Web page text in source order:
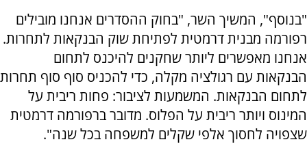
"בנוסף", המשיך השר, "בחוק ההסדרים אנחנו מובילים
רפורמה מבנית דרמטית לפתיחת שוק הבנקאות לתחרות.
אנחנו מאפשרים ליותר שחקנים להיכנס לתחום
הבנקאות עם רגולציה מקלה, כדי להכניס סוף סוף תחרות
לתחום הבנקאות. המשמעות לציבור: פחות ריבית על
המינוס ויותר ריבית על הפלוס. מדובר ברפורמה דרמטית
שצפויה לחסוך אלפי שקלים למשפחה בכל שנה".